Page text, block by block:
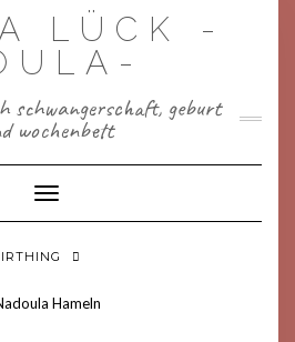
LÜCK -
schwangerschaft, geburt
wochenbett
Toggle Navigation